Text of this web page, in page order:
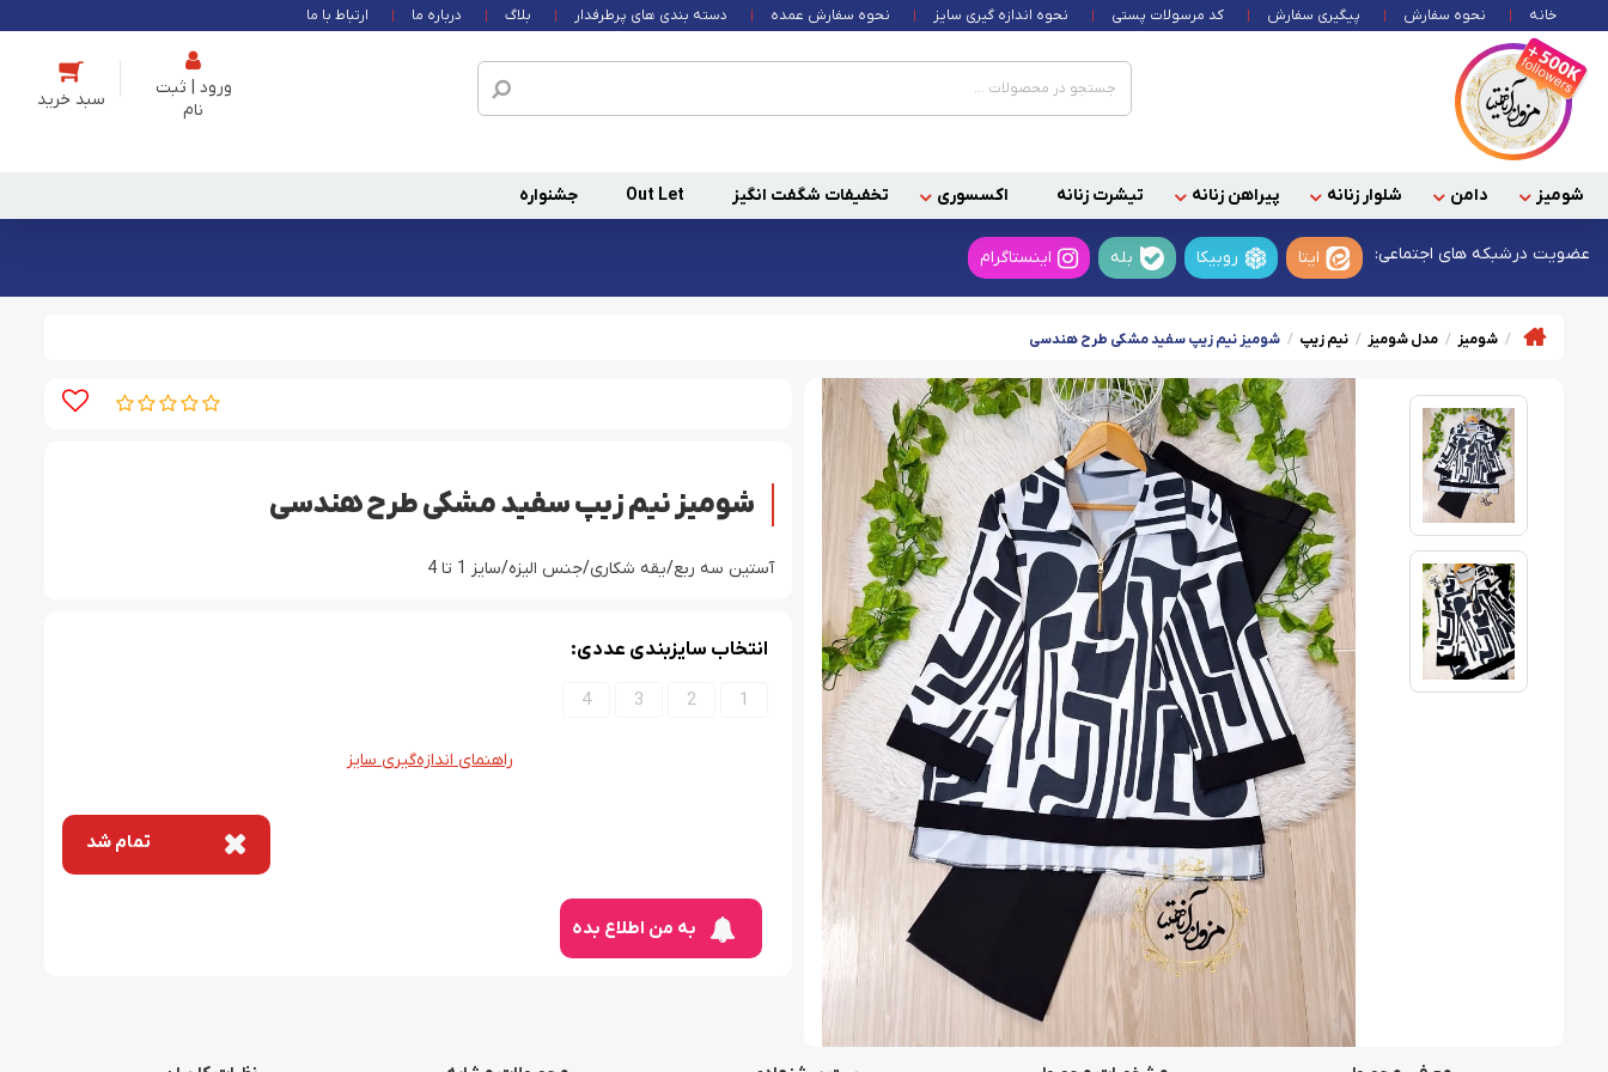
خانه نحوه سفارش پیگیری سفارش کد مرسولات پستی نحوه اندازه گیری سایز نحوه سفارش عمده دسته بندی های پرطرفدار بلاگ درباره ما ارتباط با ما
ورود | ثبت
نام
شومیز دامن شلوار زنانه پیراهن زنانه تیشرت زنانه اکسسوری تخفیفات شگفت انگیز Out Let جشنواره
عضویت درشبکه های اجتماعی: ایتا روبیکا بله اینستاگرام
شومیز مدل شومیز نیم زیپ شومیز نیم زیپ سفید مشکی طرح هندسی
شومیز نیم زیپ سفید مشکی طرح هندسی
آستین سه ربع/یقه شکاری/جنس الیزه/سایز 1 تا 4
انتخاب سایزبندی عددی:
1
2
3
4
راهنمای اندازه‌گیری سایز
تمام شد
به من اطلاع بده